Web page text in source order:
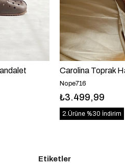
Carolina Toprak
Nope716
₺3.499,99
2.Ürüne %30 İndirim
Etiketler